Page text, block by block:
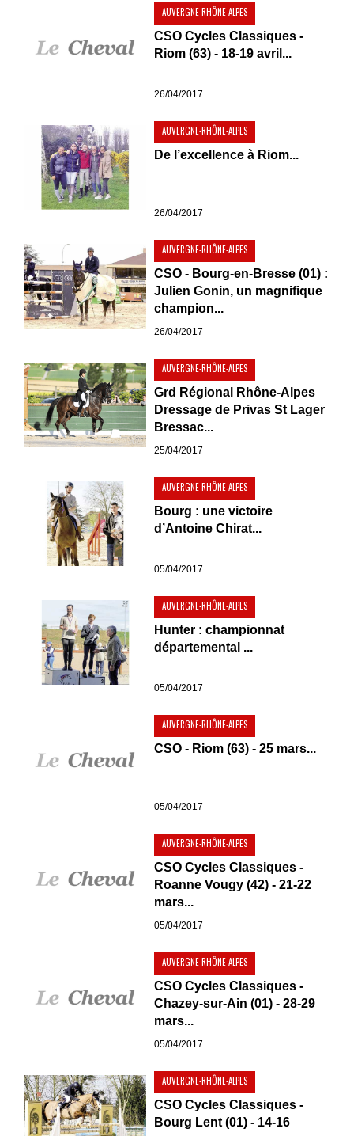
AUVERGNE-RHÔNE-ALPES
CSO Cycles Classiques -
Riom (63) - 18-19 avril...
26/04/2017
AUVERGNE-RHÔNE-ALPES
De l’excellence à Riom...
26/04/2017
AUVERGNE-RHÔNE-ALPES
CSO - Bourg-en-Bresse (01) :
Julien Gonin, un magnifique
champion...
26/04/2017
AUVERGNE-RHÔNE-ALPES
Grd Régional Rhône-Alpes
Dressage de Privas St Lager
Bressac...
25/04/2017
AUVERGNE-RHÔNE-ALPES
Bourg : une victoire
d’Antoine Chirat...
05/04/2017
AUVERGNE-RHÔNE-ALPES
Hunter : championnat
départemental ...
05/04/2017
AUVERGNE-RHÔNE-ALPES
CSO - Riom (63) - 25 mars...
05/04/2017
AUVERGNE-RHÔNE-ALPES
CSO Cycles Classiques -
Roanne Vougy (42) - 21-22
mars...
05/04/2017
AUVERGNE-RHÔNE-ALPES
CSO Cycles Classiques -
Chazey-sur-Ain (01) - 28-29
mars...
05/04/2017
AUVERGNE-RHÔNE-ALPES
CSO Cycles Classiques -
Bourg Lent (01) - 14-16